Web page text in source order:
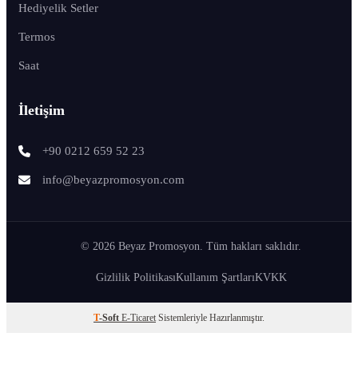
Hediyelik Setler
Termos
Saat
İletişim
+90 0212 659 52 23
info@beyazpromosyon.com
© 2026 Beyaz Promosyon. Tüm hakları saklıdır.
Gizlilik PolitikasıKullanım ŞartlarıKVKK
T-Soft E-Ticaret Sistemleriyle Hazırlanmıştır.